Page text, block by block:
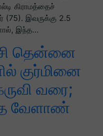
கிராமத்தைச்
(75). இவருக்கு 2.5
இந்த…
தென்னை
குர்மினை
வரை;
வேளாண்